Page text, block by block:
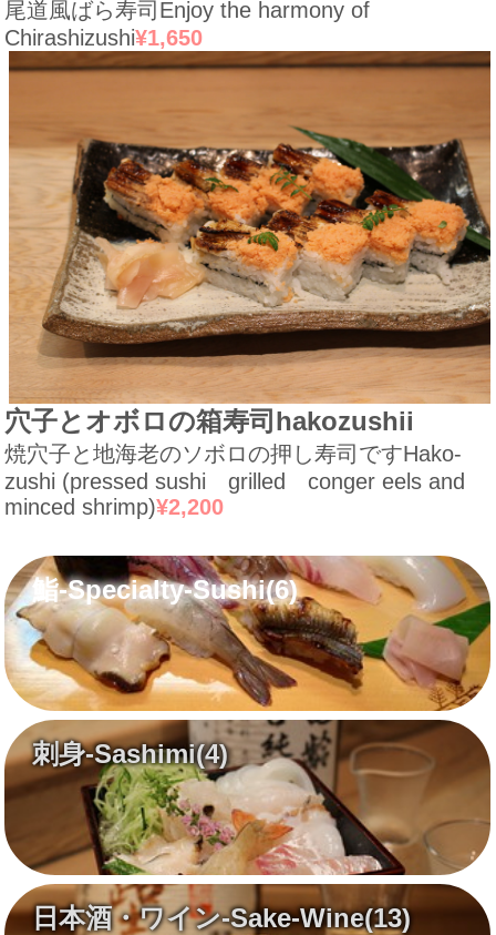
尾道風ばら寿司 Enjoy the harmony of
Chirashizushi¥1,650
穴子とオボロの箱寿司 hakozushii
焼穴子と地海老のソボロの押し寿司ですHako-
zushi (pressed sushi grilled conger eels and
minced shrimp)¥2,200
鮨-Specialty-Sushi(6)
刺身-Sashimi(4)
日本酒・ワイン-Sake-Wine(13)